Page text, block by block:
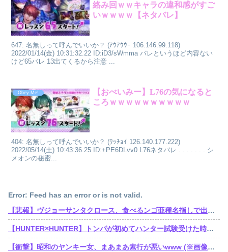
絡み回ｗｗキャラの違和感がすご
いｗｗｗｗ【ネタバレ】
647: 名無しって呼んでいいか？ (ｱｳｱｳｳｰ 106.146.99.118)
2022/01/14(金) 10:31:32.22 ID:iD3/sWmma バレというほど内容ない
けど65バレ 13出てくるから注意 ...
Obey Me!
【おべいみー】L76の気になると
ころｗｗｗｗｗｗｗｗｗｗ
404: 名無しって呼んでいいか？ (ﾜｯﾁｮｲ 126.140.177.222)
2022/05/14(土) 10:43:36.25 ID:+PE6DLvv0 L76ネタバレ . . . . . . . シ
メオンの秘密...
Error: Feed has an error or is not valid.
【悲報】ヴジョーサンタクロース、食べるンゴ亜種名指しで出禁されてた
【HUNTER×HUNTER】トンパが初めてハンター試験受けた時ってゴンより若かったんだね
【衝撃】昭和のヤンキー女、まあまあ素行が悪いwww (※画像あり)